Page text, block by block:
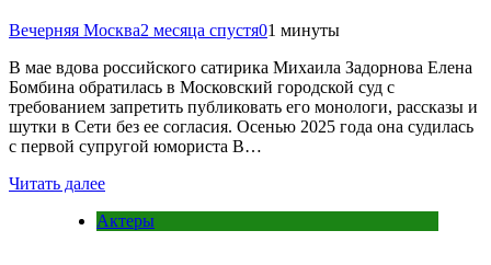
Вечерняя Москва2 месяца спустя01 минуты
В мае вдова российского сатирика Михаила Задорнова Елена
Бомбина обратилась в Московский городской суд с
требованием запретить публиковать его монологи, рассказы и
шутки в Сети без ее согласия. Осенью 2025 года она судилась
с первой супругой юмориста В…
Читать далее
Актеры